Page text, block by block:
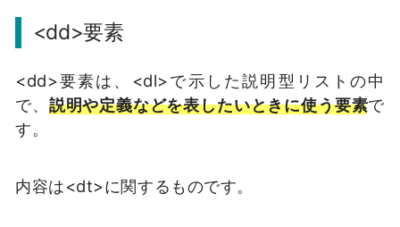
<dd>要素
<dd>要素は、<dl>で示した説明型リストの中
で、 説明や定義などを表したいときに使う要素で
す。
内容は<dt>に関するものです。